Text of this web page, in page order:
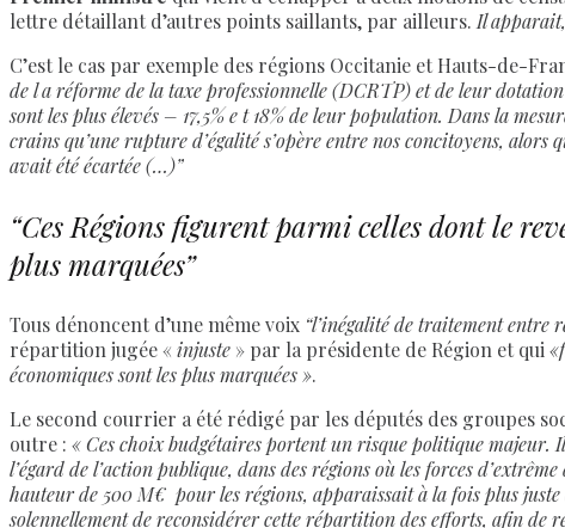
lettre détaillant d’autres points saillants, par ailleurs. Il
C’est le cas par exemple des régions Occitanie et Hauts-de-
de l a réforme de la taxe professionnelle (DCRTP) et de leur
sont les plus élevés – 17,5% e t 18% de leur population. Dans la
crains qu’une rupture d’égalité s’opère entre nos concitoyens,
avait été écartée (…)”
“Ces Régions figurent parmi celles dont le
plus marquées”
Tous dénoncent d’une même voix “l’inégalité de traitement entre
répartition jugée « injuste » par la présidente de Région et qui
économiques sont les plus marquées ».
Le second courrier a été rédigé par les députés des groupes
outre : « Ces choix budgétaires portent un risque politique majeur.
l’égard de l’action publique, dans des régions où les forces
hauteur de 500 M€ pour les régions, apparaissait à la fois plus
solennellement de reconsidérercette répartition des efforts, afin de